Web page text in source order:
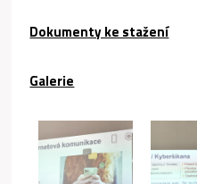
Dokumenty ke stažení
Galerie